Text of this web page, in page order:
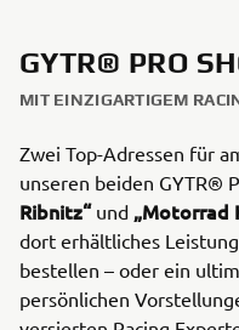
GYTR® PRO
MIT EINZIGARTIGEM
Zwei Top-Adressen für
unseren beiden GYTR®
Ribnitz“und „Motorrad
dort erhältliches
bestellen – oder ein
persönlichen